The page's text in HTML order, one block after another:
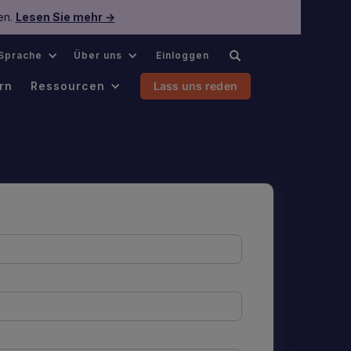
Lesen Sie mehr →
Über uns Einloggen
Ressourcen Lass uns reden